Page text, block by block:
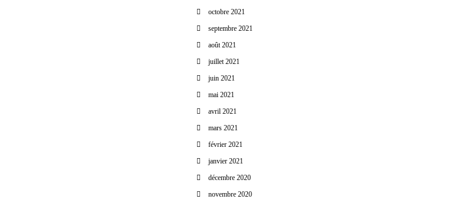
octobre 2021
septembre 2021
août 2021
juillet 2021
juin 2021
mai 2021
avril 2021
mars 2021
février 2021
janvier 2021
décembre 2020
novembre 2020